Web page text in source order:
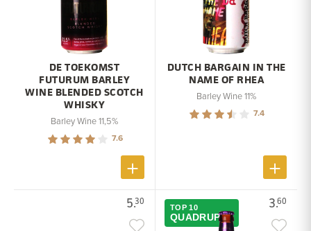
DE TOEKOMST
FUTURUM BARLEY
WINE BLENDED SCOTCH
WHISKY
Barley Wine 11,5%
7.6
DUTCH BARGAIN IN THE
NAME OF RHEA
Barley Wine 11%
7.4
5.30 3.60
TOP 10
QUADRUPEL